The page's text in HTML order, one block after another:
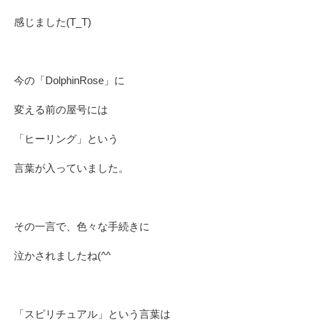
感じました(T_T)
今の「DolphinRose」に
変える前の屋号には
「ヒーリング」という
言葉が入っていました。
その一言で、色々な手続きに
泣かされましたね(^^ゞ
「スピリチュアル」という言葉は